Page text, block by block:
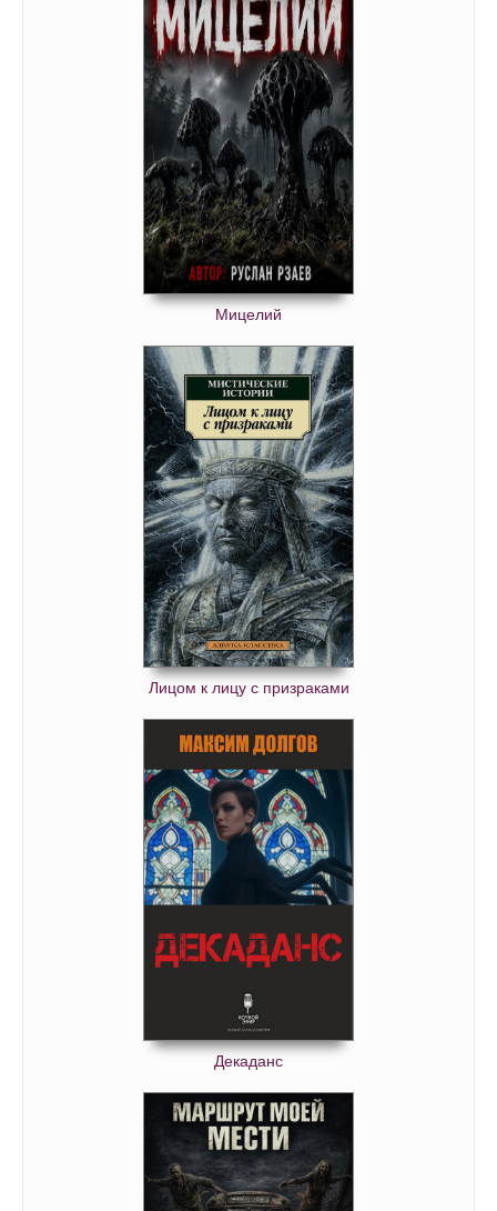
Мицелий
Лицом к лицу с призраками
Декаданс